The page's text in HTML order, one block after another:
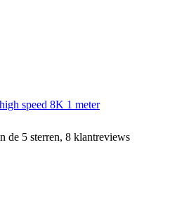
speed 8K 1 meter
de 5 sterren, 8 klantreviews